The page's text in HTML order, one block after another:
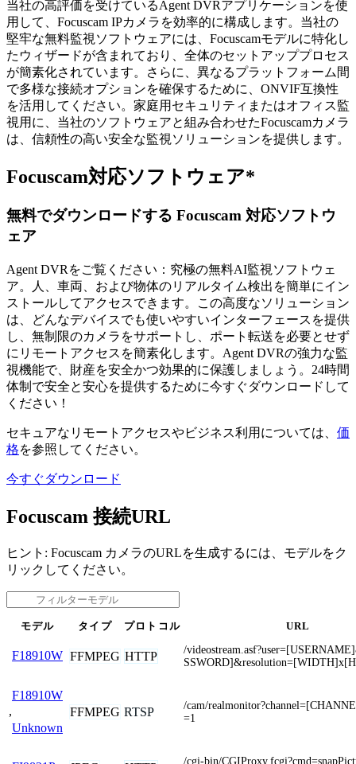
当社の高評価を受けているAgent DVRアプリケーションを使
用して、Focuscam IPカメラを効率的に構成します。当社の
堅牢な無料監視ソフトウェアには、Focuscamモデルに特化し
たウィザードが含まれており、全体のセットアッププロセス
が簡素化されています。さらに、異なるプラットフォーム間
で多様な接続オプションを確保するために、ONVIF互換性
を活用してください。家庭用セキュリティまたはオフィス監
視用に、当社のソフトウェアと組み合わせたFocuscamカメラ
は、信頼性の高い安全な監視ソリューションを提供します。
Focuscam対応ソフトウェア*
無料でダウンロードする Focuscam 対応ソフトウ
ェア
Agent DVRをご覧ください：究極の無料AI監視ソフトウェ
ア。人、車両、および物体のリアルタイム検出を簡単にイン
ストールしてアクセスできます。この高度なソリューション
は、どんなデバイスでも使いやすいインターフェースを提供
し、無制限のカメラをサポートし、ポート転送を必要とせず
にリモートアクセスを簡素化します。Agent DVRの強力な監
視機能で、財産を安全かつ効果的に保護しましょう。24時間
体制で安全と安心を提供するために今すぐダウンロードして
ください！
セキュアなリモートアクセスやビジネス利用については、 価
格を参照してください。
今すぐダウンロード
Focuscam 接続URL
ヒント: Focuscam カメラのURLを生成するには、モデルをク
リックしてください。
モデル タイプ プロトコル URL
F18910W FFMPEG HTTP
/
F18910W
,
Unknown
FFMPEG RTSP
/cam/
=1
/cgi-bin/